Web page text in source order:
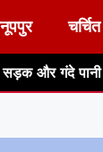
का वार्ड-